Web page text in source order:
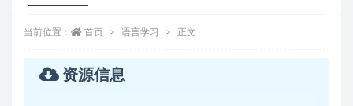
当前位置： 首页 语言学习 正文
资源信息